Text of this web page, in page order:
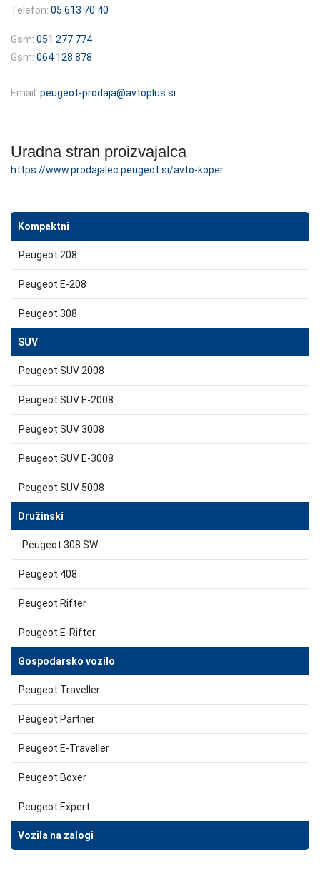
Telefon: 05 613 70 40
Gsm: 051 277 774
Gsm: 064 128 878
Email: peugeot-prodaja@avtoplus.si
Uradna stran proizvajalca
https://www.prodajalec.peugeot.si/avto-koper
Kompaktni
Peugeot 208
Peugeot E-208
Peugeot 308
SUV
Peugeot SUV 2008
Peugeot SUV E-2008
Peugeot SUV 3008
Peugeot SUV E-3008
Peugeot SUV 5008
Družinski
Peugeot 308 SW
Peugeot 408
Peugeot Rifter
Peugeot E-Rifter
Gospodarsko vozilo
Peugeot Traveller
Peugeot Partner
Peugeot E-Traveller
Peugeot Boxer
Peugeot Expert
Vozila na zalogi